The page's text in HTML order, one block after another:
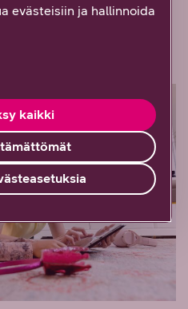
evästeisiin ja hallinnoida
kaikki